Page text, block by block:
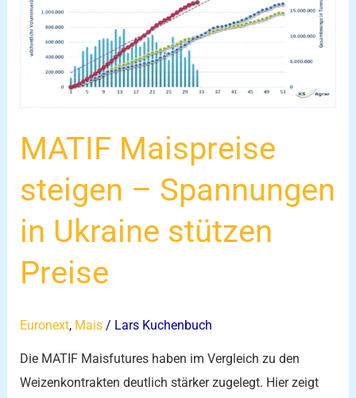
MATIF Maispreise
steigen – Spannungen
in Ukraine stützen
Preise
Euronext, Mais / Lars Kuchenbuch
Die MATIF Maisfutures haben im Vergleich zu den
Weizenkontrakten deutlich stärker zugelegt. Hier zeigt
steigen
Spannungen
Preise